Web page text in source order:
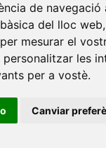
de
del lloc web,
per mesurar el
les
per a vostè.
Canviar
Universitat de
Jaume I•
Catalunya•
València•